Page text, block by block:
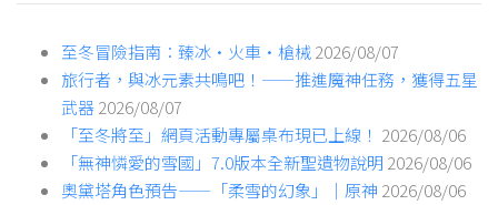
至冬冒險指南：臻冰·火車·槍械2026/08/07
旅行者，與冰元素共鳴吧！——推進魔神任務，獲得五星
武器2026/08/07
「至冬將至」網頁活動專屬桌布現已上線！ 2026/08/06
「無神憐愛的雪國」7.0版本全新聖遺物說明 2026/08/06
奧黛塔角色預告——「柔雪的幻象」｜原神 2026/08/06